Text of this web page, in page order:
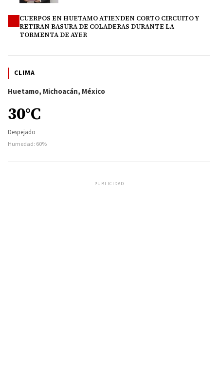
CUERPOS EN HUETAMO ATIENDEN CORTO CIRCUITO Y
RETIRAN BASURA DE COLADERAS DURANTE LA
TORMENTA DE AYER
CLIMA
Huetamo, Michoacán, México
30°C
Despejado
Humedad: 60%
PUBLICIDAD